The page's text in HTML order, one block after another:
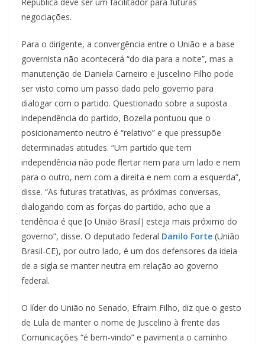
negociações.
Para o dirigente, a convergência entre o União e a base
governista não acontecerá “do dia para a noite”, mas a
manutenção de Daniela Carneiro e Juscelino Filho pode
ser visto como um passo dado pelo governo para
dialogar com o partido. Questionado sobre a suposta
independência do partido, Bozella pontuou que o
posicionamento neutro é “relativo” e que pressupõe
determinadas atitudes. “Um partido que tem
independência não pode flertar nem para um lado e nem
para o outro, nem com a direita e nem com a esquerda”,
disse. “As futuras tratativas, as próximas conversas,
dialogando com as forças do partido, acho que a
tendência é que [o União Brasil] esteja mais próximo do
governo”, disse. O deputado federal Danilo Forte (União
Brasil-CE), por outro lado, é um dos defensores da ideia
de a sigla se manter neutra em relação ao governo
federal.
O líder do União no Senado, Efraim Filho, diz que o gesto
de Lula de manter o nome de Juscelino à frente das
Comunicações “é bem-vindo” e pavimenta o caminho